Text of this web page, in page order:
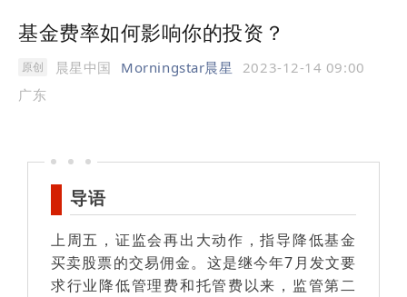
基金费率如何影响你的投资？
原创 晨星中国 Morningstar晨星
2023-12-14 09:00
广东
导语
上周五，证监会再出大动作，指导降低基金
买卖股票的交易佣金。这是继今年7月发文要
求行业降低管理费和托管费以来，监管第二